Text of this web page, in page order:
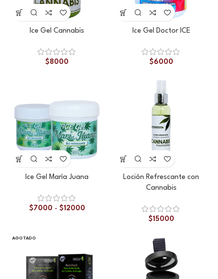
Ice Gel Cannabis
$8000
Ice Gel Doctor ICE
$6000
Ice Gel María Juana
$7000 - $12000
Loción Refrescante con
Cannabis
$15000
AGOTADO